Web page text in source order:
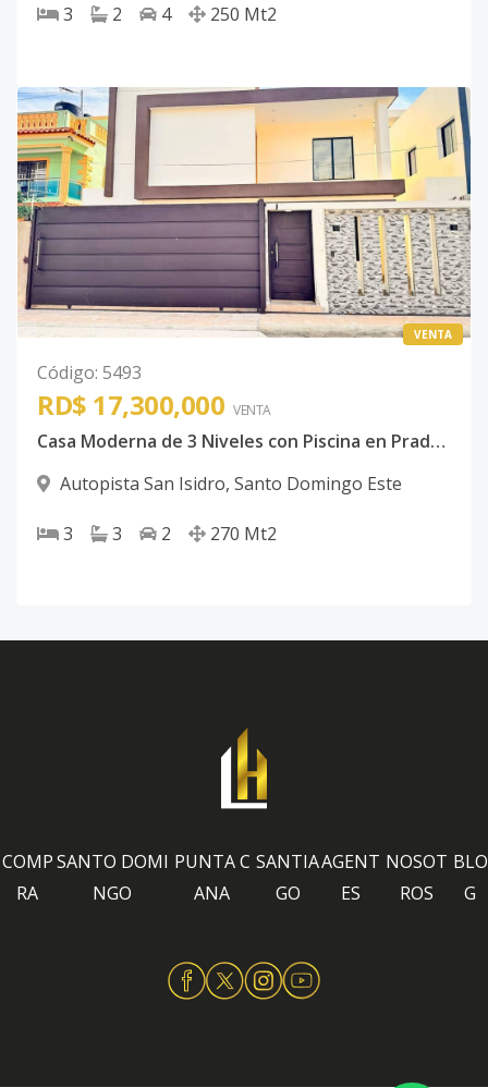
3 2 4 250 Mt2
VENTA
Código: 5493
RD$ 17,300,000 VENTA
Casa Moderna de 3 Niveles con Piscina en Prado Oriental – San Isidro
Autopista San Isidro, Santo Domingo Este
3 3 2 270 Mt2
COMP
RA
SANTO DOMI
NGO
PUNTA C
ANA
SANTIA
GO
AGENT
ES
NOSOT
ROS
BLO
G